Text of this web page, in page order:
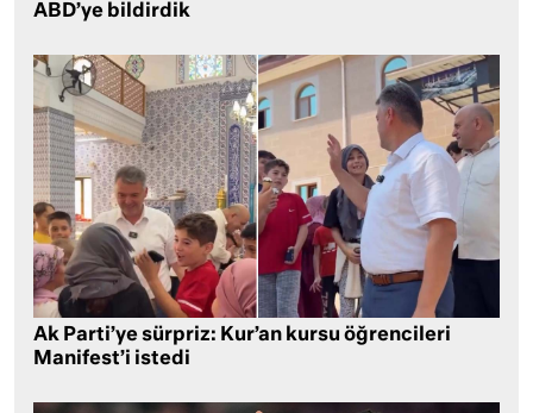
ABD’ye bildirdik
Ak Parti’ye sürpriz: Kur’an kursu öğrencileri
Manifest’i istedi